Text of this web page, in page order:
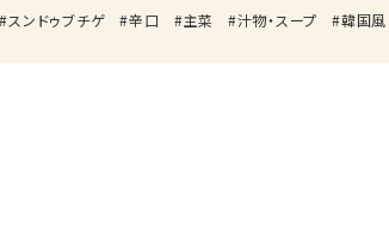
スンドゥブチゲ 辛口 主菜 汁物・スープ 韓国風